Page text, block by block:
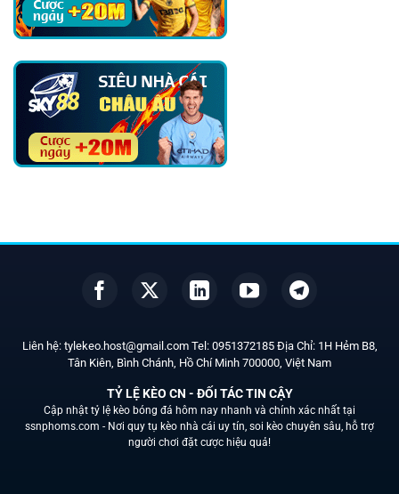
Liên hệ: tylekeo.host@gmail.comTel: 0951372185Địa Chỉ: 1H Hẻm B8,
Tân Kiên, Bình Chánh, Hồ Chí Minh 700000, Việt Nam
TỶ LỆ KÈO CN - ĐỐI TÁC TIN CẬY
Cập nhật tỷ lệ kèo bóng đá hôm nay nhanh và chính xác nhất tại
ssnphoms.com - Nơi quy tụ kèo nhà cái uy tín, soi kèo chuyên sâu, hỗ trợ
người chơi đặt cược hiệu quả!